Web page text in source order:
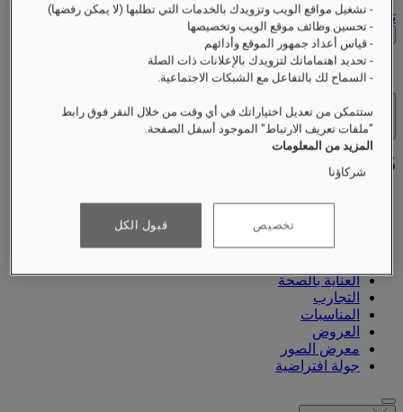
تسجيل الخروج
التحقق من الأسعار
الفنادق والمنتجعات
فتح القائمة
الغرف والأجنحة
العناية بالصحة
التجارب
المناسبات
العروض
معرض الصور
جولة افتراضية
- تشغيل مواقع الويب وتزويدك بالخدمات التي تطلبها (لا يمكن رفضها)
- تحسين وظائف موقع الويب وتخصيصها
- قياس أعداد جمهور الموقع وأدائهم
- تحديد اهتماماتك لتزويدك بالإعلانات ذات الصلة
- السماح لك بالتفاعل مع الشبكات الاجتماعية.
ستتمكن من تعديل اختياراتك في أي وقت من خلال النقر فوق رابط
"ملفات تعريف الارتباط" الموجود أسفل الصفحة.
المزيد من المعلومات
شركاؤنا
تخصيص قبول الكل